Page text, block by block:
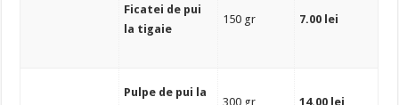
Ficatei de pui
la tigaie
150 gr 7.00 lei
Pulpe de pui la
300 gr 14.00 lei